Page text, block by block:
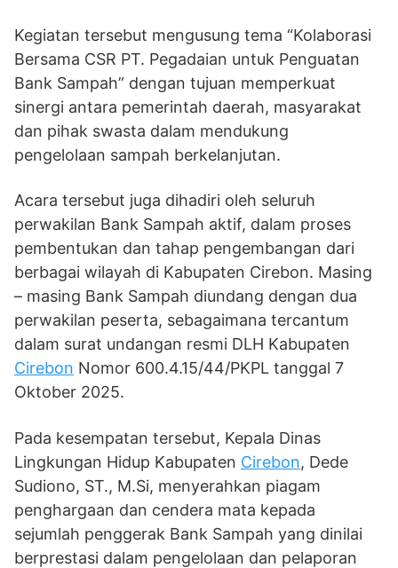
Kegiatan tersebut mengusung tema “Kolaborasi
Bersama CSR PT. Pegadaian untuk Penguatan
Bank Sampah” dengan tujuan memperkuat
sinergi antara pemerintah daerah, masyarakat
dan pihak swasta dalam mendukung
pengelolaan sampah berkelanjutan.
Acara tersebut juga dihadiri oleh seluruh
perwakilan Bank Sampah aktif, dalam proses
pembentukan dan tahap pengembangan dari
berbagai wilayah di Kabupaten Cirebon. Masing
– masing Bank Sampah diundang dengan dua
perwakilan peserta, sebagaimana tercantum
dalam surat undangan resmi DLH Kabupaten
Cirebon Nomor 600.4.15/44/PKPL tanggal 7
Oktober 2025.
Pada kesempatan tersebut, Kepala Dinas
Lingkungan Hidup Kabupaten Cirebon, Dede
Sudiono, ST., M.Si, menyerahkan piagam
penghargaan dan cendera mata kepada
sejumlah penggerak Bank Sampah yang dinilai
berprestasi dalam pengelolaan dan pelaporan